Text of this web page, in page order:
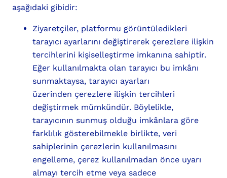
aşağıdaki gibidir:
Ziyaretçiler, platformu görüntüledikleri
tarayıcı ayarlarını değiştirerek çerezlere ilişkin
tercihlerini kişiselleştirme imkanına sahiptir.
Eğer kullanılmakta olan tarayıcı bu imkânı
sunmaktaysa, tarayıcı ayarları
üzerinden çerezlere ilişkin tercihleri
değiştirmek mümkündür. Böylelikle,
tarayıcının sunmuş olduğu imkânlara göre
farklılık gösterebilmekle birlikte, veri
sahiplerinin çerezlerin kullanılmasını
engelleme, çerez kullanılmadan önce uyarı
almayı tercih etme veya sadece